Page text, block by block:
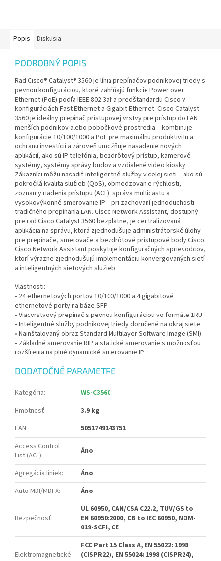
Popis Diskusia
PODROBNÝ POPIS
Rad Cisco® Catalyst® 3560 je línia prepínačov podnikovej triedy s
pevnou konfiguráciou, ktoré zahŕňajú funkcie Power over
Ethernet (PoE) podľa IEEE 802.3af a predštandardu Cisco v
konfiguráciách Fast Ethernet a Gigabit Ethernet. Cisco Catalyst
3560 je ideálny prepínač prístupovej vrstvy pre prístup do LAN
menších podnikov alebo pobočkové prostredia – kombinuje
konfigurácie 10/100/1000 a PoE pre maximálnu produktivitu a
ochranu investícií a zároveň umožňuje nasadenie nových
aplikácií, ako sú IP telefónia, bezdrôtový prístup, kamerové
systémy, systémy správy budov a vzdialené video kiosky.
Zákazníci môžu nasadiť inteligentné služby v celej sieti – ako sú
pokročilá kvalita služieb (QoS), obmedzovanie rýchlosti,
zoznamy riadenia prístupu (ACL), správa multicastu a
vysokovýkonné smerovanie IP – pri zachovaní jednoduchosti
tradičného prepínania LAN. Cisco Network Assistant, dostupný
pre rad Cisco Catalyst 3560 bezplatne, je centralizovaná
aplikácia na správu, ktorá zjednodušuje administrátorské úlohy
pre prepínače, smerovače a bezdrôtové prístupové body Cisco.
Cisco Network Assistant poskytuje konfiguračných sprievodcov,
ktorí výrazne zjednodušujú implementáciu konvergovaných sietí
a inteligentných sieťových služieb.
Vlastnosti:
• 24 ethernetových portov 10/100/1000 a 4 gigabitové
ethernetové porty na báze SFP
• Viacvrstvový prepínač s pevnou konfiguráciou vo formáte 1RU
• Inteligentné služby podnikovej triedy doručené na okraj siete
• Nainštalovaný obraz Standard Multilayer Software Image (SMI)
• Základné smerovanie RIP a statické smerovanie s možnosťou
rozšírenia na plné dynamické smerovanie IP
DODATOČNÉ PARAMETRE
Kategória:
WS-C3560
Hmotnosť:
3.9 kg
EAN:
5051749143751
Access Control
List (ACL): Áno
Agregácia liniek:
Áno
Auto MDI/MDI-X: Áno
Bezpečnosť:
UL 60950, CAN/CSA C22.2, TUV/GS to
EN 60950:2000, CB to IEC 60950, NOM-
019-SCFI, CE
Elektromagnetické
FCC Part 15 Class A, EN 55022: 1998
(CISPR22), EN 55024: 1998 (CISPR24),